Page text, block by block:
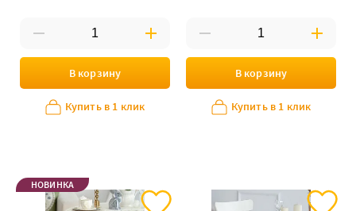
В корзину
Купить в 1 клик
В корзину
Купить в 1 клик
НОВИНКА